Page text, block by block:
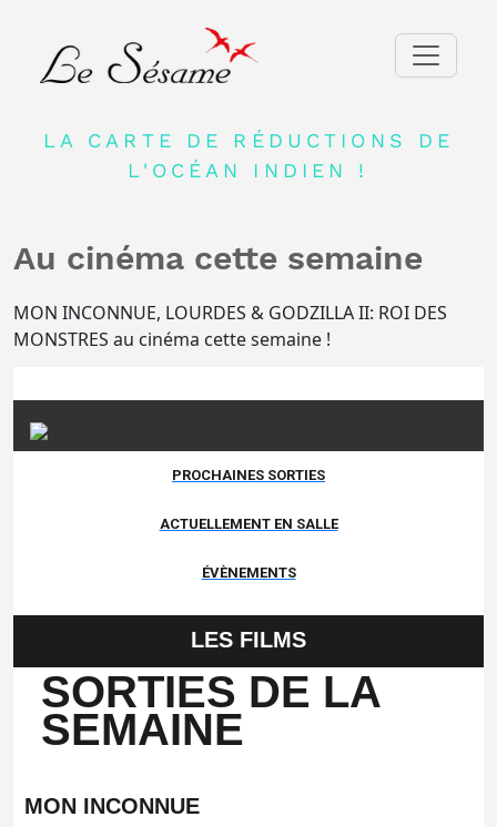
BLOG
CONTACT
LA CARTE DE RÉDUCTIONS DE
L'OCÉAN INDIEN !
Au cinéma cette semaine
MON INCONNUE, LOURDES & GODZILLA II: ROI DES
MONSTRES au cinéma cette semaine !
PROCHAINES SORTIES
ACTUELLEMENT EN SALLE
ÉVÈNEMENTS
LES FILMS
SORTIES DE LA
SEMAINE
MON INCONNUE